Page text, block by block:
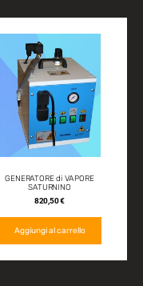
GENERATORE di VAPORE
SATURNINO
820,50€
Aggiungi al carrello